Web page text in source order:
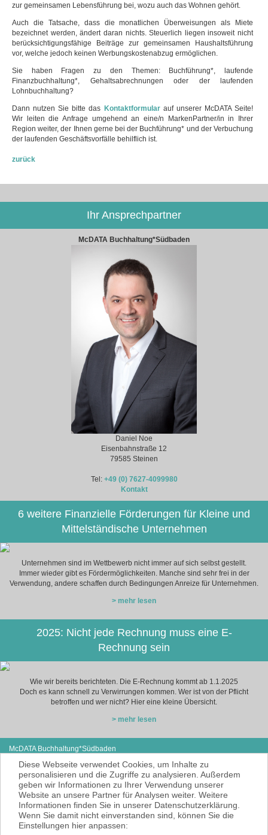
zur gemeinsamen Lebensführung bei, wozu auch das Wohnen gehört.
Auch die Tatsache, dass die monatlichen Überweisungen als Miete
bezeichnet werden, ändert daran nichts. Steuerlich liegen insoweit nicht
berücksichtigungsfähige Beiträge zur gemeinsamen Haushaltsführung
vor, welche jedoch keinen Werbungskostenabzug ermöglichen.
Sie haben Fragen zu den Themen: Buchführung*, laufende
Finanzbuchhaltung*, Gehaltsabrechnungen oder der laufenden
Lohnbuchhaltung?
Dann nutzen Sie bitte das Kontaktformularauf unserer McDATA Seite!
Wir leiten die Anfrage umgehend an eine/n MarkenPartner/in in Ihrer
Region weiter, der Ihnen gerne bei der Buchführung* und der Verbuchung
der laufenden Geschäftsvorfälle behilflich ist.
zurück
Ihr Ansprechpartner
McDATA Buchhaltung*Südbaden
Daniel Noe
Eisenbahnstraße 12
79585 Steinen
Tel: +49 (0) 7627-4099980
Kontakt
6 weitere Finanzielle Förderungen für Kleine und
Mittelständische Unternehmen
Unternehmen sind im Wettbewerb nicht immer auf sich selbst gestellt.
Immer wieder gibt es Fördermöglichkeiten. Manche sind sehr frei in der
Verwendung, andere schaffen durch Bedingungen Anreize für Unternehmen.
> mehr lesen
2025: Nicht jede Rechnung muss eine E-
Rechnung sein
Wie wir bereits berichteten. Die E-Rechnung kommt ab 1.1.2025
Doch es kann schnell zu Verwirrungen kommen. Wer ist von der Pflicht
betroffen und wer nicht? Hier eine kleine Übersicht.
> mehr lesen
McDATA Buchhaltung*Südbaden
79585 Steinen
E-Mail: noe@mcdata.de
McDATA ist eine sehr gute Alternative zu
Ihrem Steuerberater zur Erbringung der
laufenden Finanz- und Lohnbuchhaltung*.
* = Erbracht werden nur Dienstleistungen
gemäß § 6 Nr. 3+4 Steuerberatungsgesetz
Diese Webseite verwendet Cookies, um Inhalte zu
personalisieren und die Zugriffe zu analysieren. Außerdem
geben wir Informationen zu Ihrer Verwendung unserer
Website an unsere Partner für Analysen weiter. Weitere
Informationen finden Sie in unserer Datenschutzerklärung.
Wenn Sie damit nicht einverstanden sind, können Sie die
Einstellungen hier anpassen: